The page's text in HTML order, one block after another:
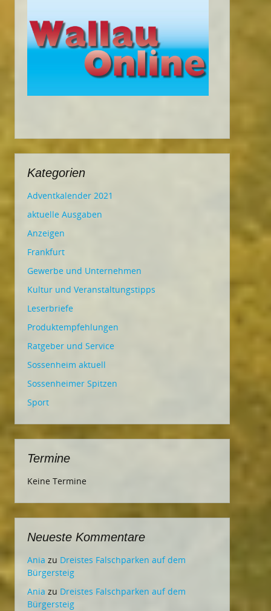
Kategorien
Adventkalender 2021
aktuelle Ausgaben
Anzeigen
Frankfurt
Gewerbe und Unternehmen
Kultur und Veranstaltungstipps
Leserbriefe
Produktempfehlungen
Ratgeber und Service
Sossenheim aktuell
Sossenheimer Spitzen
Sport
Termine
Keine Termine
Neueste Kommentare
Ania zu Dreistes Falschparken auf dem
Bürgersteig
Ania zu Dreistes Falschparken auf dem
Bürgersteig